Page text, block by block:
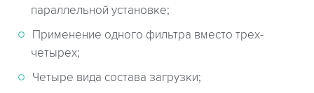
параллельной установке;
Применение одного фильтра вместо трех-
четырех;
Четыре вида состава загрузки;